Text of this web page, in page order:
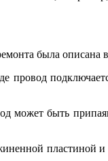
была описана в
провод
быть
пластиной